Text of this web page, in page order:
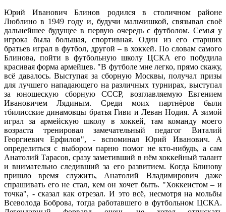
Юрий Иванович Блинов родился в столичном районе
Люблино в 1949 году и, будучи мальчишкой, связывал своё
дальнейшее будущее в первую очередь с футболом. Семья у
игрока была большая, спортивная. Один из его старших
братьев играл в футбол, другой – в хоккей. По словам самого
Блинова, пойти в футбольную школу ЦСКА его побудила
красивая форма армейцев. "В футболе мне легко, прямо скажу,
всё давалось. Выступая за сборную Москвы, получал призы
для лучшего нападающего на различных турнирах, выступал
за юношескую сборную СССР, возглавляемую Евгением
Ивановичем Лядиным. Среди моих партнёров были
тбилисские динамовцы братья Гиви и Леван Нодия. А зимой
играл за армейскую школу в хоккей, там команду моего
возраста тренировал замечательный педагог Виталий
Георгиевич Ерфилов", - вспоминал Юрий Иванович. А
определиться с выбором парню помог не кто-нибудь, а сам
Анатолий Тарасов, сразу заметивший в нём хоккейный талант
и внимательно следивший за его развитием. Когда Блинову
пришло время служить, Анатолий Владимирович даже
спрашивать его не стал, кем он хочет быть. "Хоккеистом – и
точка", - сказал как отрезал. И это всё, несмотря на мольбы
Всеволода Боброва, тогда работавшего в футбольном ЦСКА.